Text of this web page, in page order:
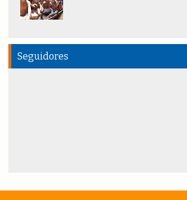
Seguidores